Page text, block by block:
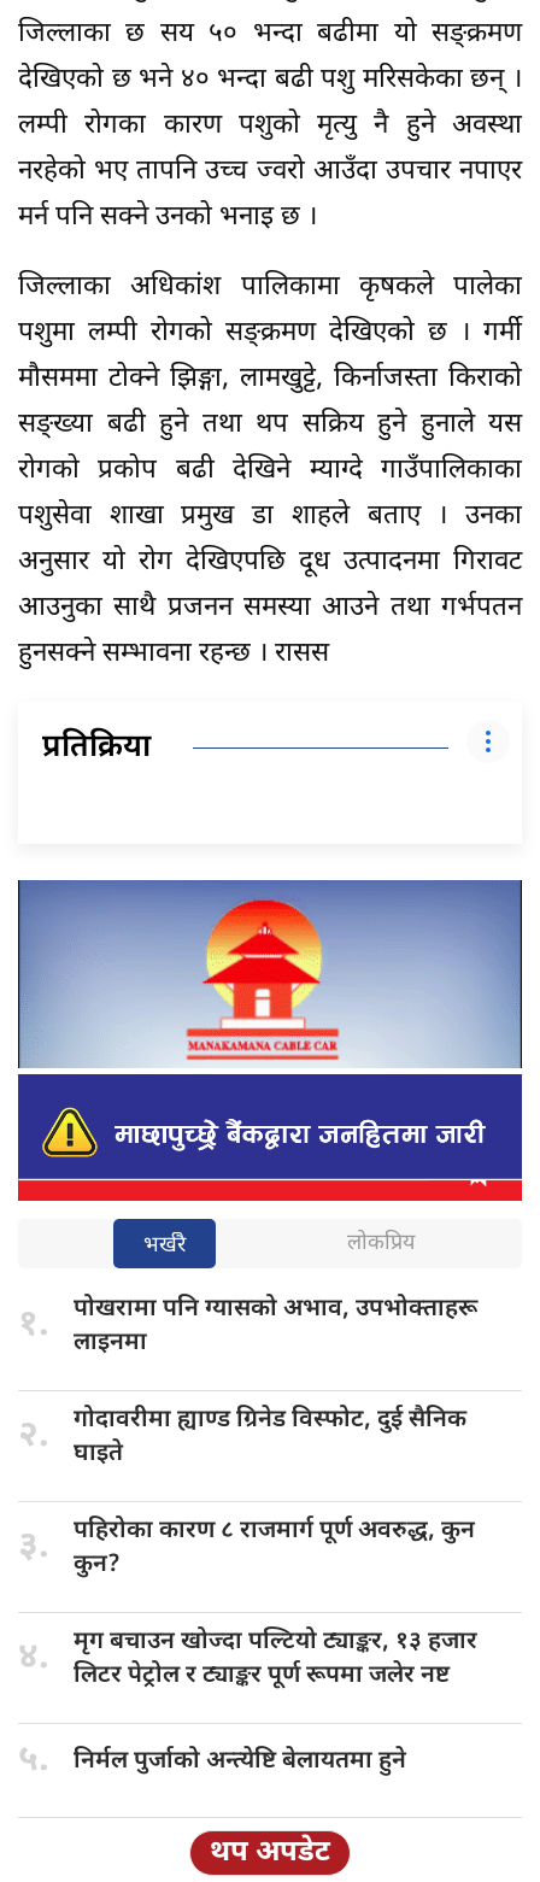
जिल्लाका छ सय ५० भन्दा बढीमा यो सङ्क्रमण
देखिएको छ भने ४० भन्दा बढी पशु मरिसकेका छन् ।
लम्पी रोगका कारण पशुको मृत्यु नै हुने अवस्था
नरहेको भए तापनि उच्च ज्वरो आउँदा उपचार नपाएर
मर्न पनि सक्ने उनको भनाइ छ ।
जिल्लाका अधिकांश पालिकामा कृषकले पालेका
पशुमा लम्पी रोगको सङ्क्रमण देखिएको छ । गर्मी
मौसममा टोक्ने झिङ्गा, लामखुट्टे, किर्नाजस्ता किराको
सङ्ख्या बढी हुने तथा थप सक्रिय हुने हुनाले यस
रोगको प्रकोप बढी देखिने म्याग्दे गाउँपालिकाका
पशुसेवा शाखा प्रमुख डा शाहले बताए । उनका
अनुसार यो रोग देखिएपछि दूध उत्पादनमा गिरावट
आउनुका साथै प्रजनन समस्या आउने तथा गर्भपतन
हुनसक्ने सम्भावना रहन्छ । रासस
प्रतिक्रिया
भर्खरै लोकप्रिय
१. पोखरामा पनिग्यासको अभाव, उपभोक्ताहरू
लाइनमा
२. गोदावरीमा ह्याण्डग्रिनेड विस्फोट, दुई सैनिक
घाइते
३. पहिरोका कारण८ राजमार्ग पूर्ण अवरुद्ध, कुन
कुन?
४. मृग बचाउनखोज्दा पल्टियो ट्याङ्कर, १३ हजार
लिटर पेट्रोल र ट्याङ्कर पूर्ण रूपमा जलेर नष्ट
५. निर्मल पुर्जाकोअन्त्येष्टि बेलायतमा हुने
थप अपडेट